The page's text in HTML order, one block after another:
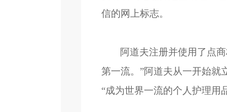
信的网上标志。
阿道夫注册并使用了点
第一流。”阿道夫从一开始就
“成为世界一流的个人护理用